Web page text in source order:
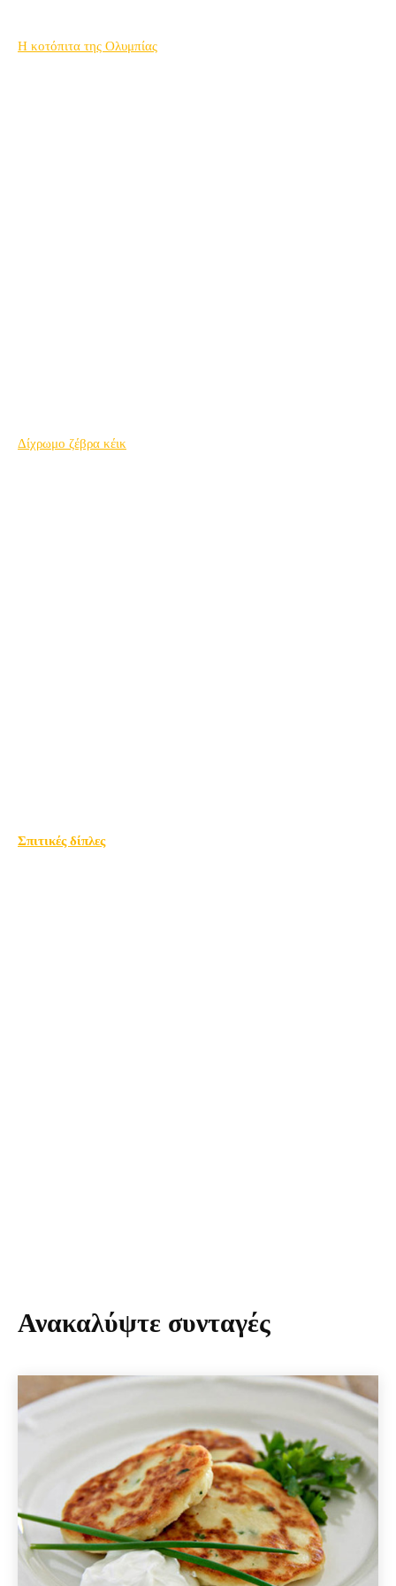
Η κοτόπιτα της Ολυμπίας
Δίχρωμο ζέβρα κέικ
Σπιτικές δίπλες
Ανακαλύψτε συνταγές